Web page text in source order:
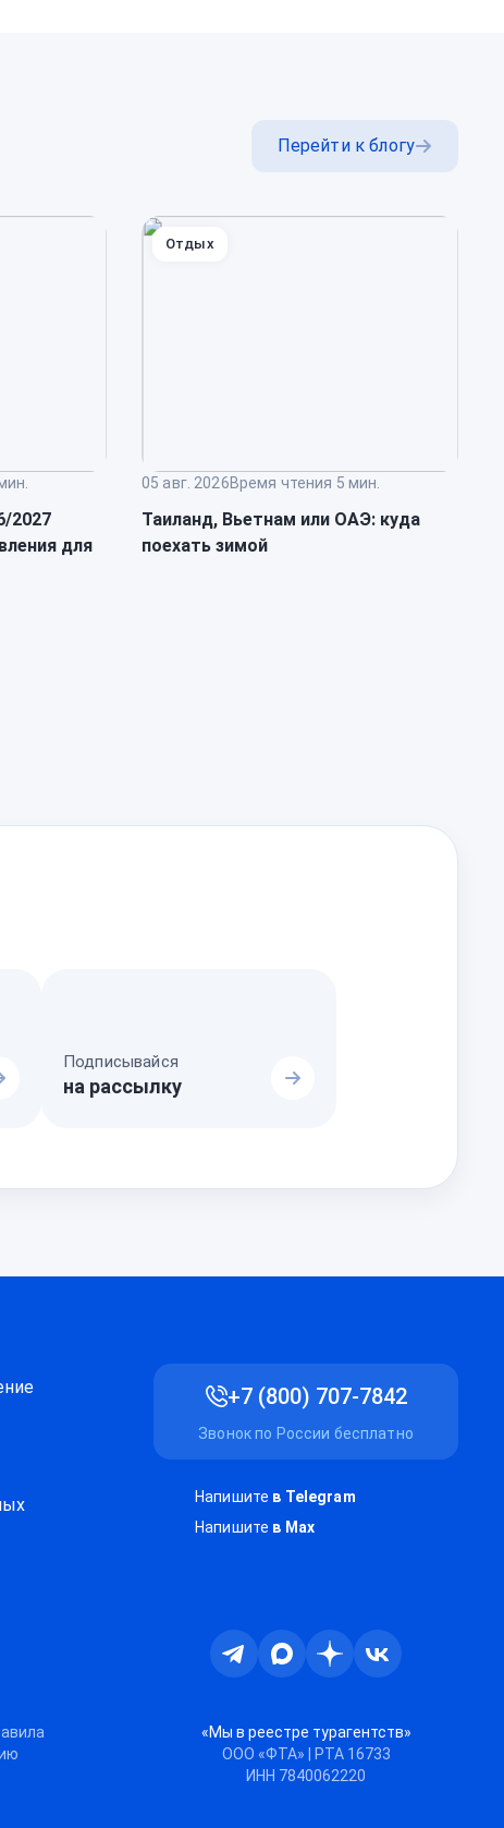
Перейти к блогу
2027
для
05 авг. 2026Время чтения 5 мин.
Таиланд, Вьетнам или ОАЭ: куда
поехать зимой
Отдых
Подписывайся
на рассылку
+7 (800) 707-7842
Звонок по России бесплатно
Напишите в Telegram
Напишите в Max
Телеграм
Max Дзен ВКонтакте
«Мы в реестре турагентств»
ООО «ФТА» | РТА 16733
ИНН 7840062220